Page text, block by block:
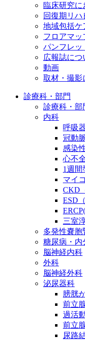
臨床研究に
回復期リ
地域包括ケ
フロアマッ
パンフレッ
広報誌につ
動画
取材・撮影
診療科・部門
診療科・部
内科
呼吸
冠動
感染
心不
1週間
マイ
CKD
ESD
三室
多発性嚢胞
糖尿病・内
脳神経内科
外科
脳神経外科
泌尿器科
膀胱
前立
過活
前立
尿路